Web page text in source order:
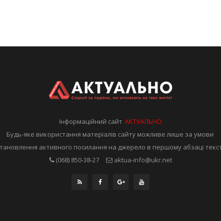
Інформаційний сайтАКТУАЛЬНО
Будь-яке використання матеріалів сайту можливе лише за умови
активного посилання на джерело в першому абзаці
(068) 850-38-27
aktua-info@ukr.net